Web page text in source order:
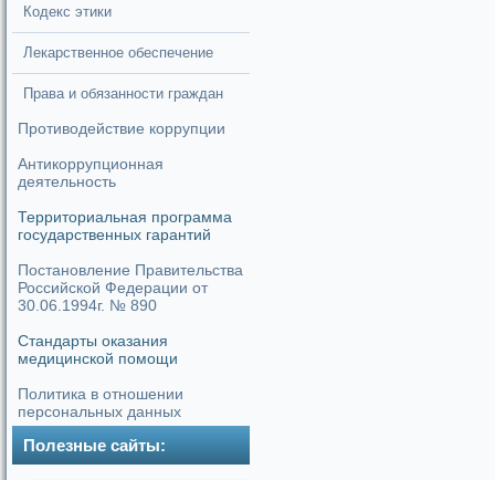
Кодекс этики
Лекарственное обеспечение
Права и обязанности граждан
Противодействие коррупции
Антикоррупционная
деятельность
Территориальная программа
государственных гарантий
Постановление Правительства
Российской Федерации от
30.06.1994г. № 890
Стандарты оказания
медицинской помощи
Политика в отношении
персональных данных
Полезные сайты: